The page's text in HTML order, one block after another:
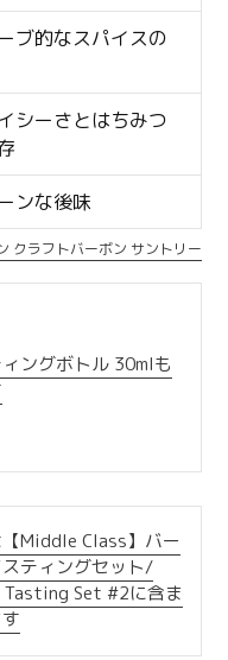
ブ的なスパイスの
シーさとはちみつ
ンな後味
クラフトバーボン サントリー
ングボトル 30mlも
Middle Class】バー
ティングセット/
Tasting Set #2に含ま